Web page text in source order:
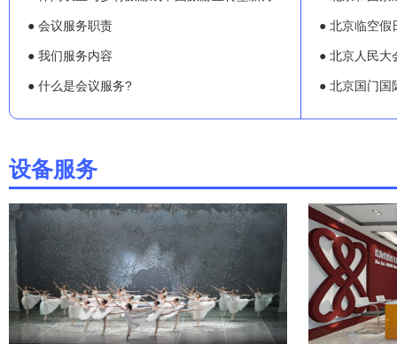
● 会议服务职责
● 我们服务内容
● 什么是会议服务?
● 北京临空假
● 北京人民大
● 北京国门国
设备服务